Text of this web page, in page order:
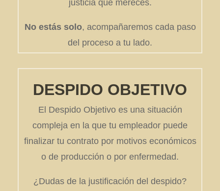
justicia que mereces.
No estás solo, acompañaremos cada paso
del proceso a tu lado.
DESPIDO OBJETIVO
El Despido Objetivo es una situación
compleja en la que tu empleador puede
finalizar tu contrato por motivos económicos
o de producción o por enfermedad.
¿Dudas de la justificación del despido?